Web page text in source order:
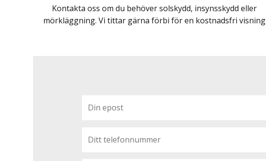
Kontakta oss om du behöver solskydd, insynsskydd eller
mörkläggning. Vi tittar gärna förbi för en kostnadsfri visning